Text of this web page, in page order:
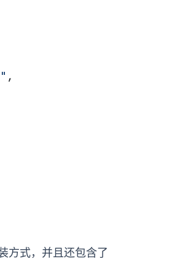
,
方式，并且还包含了